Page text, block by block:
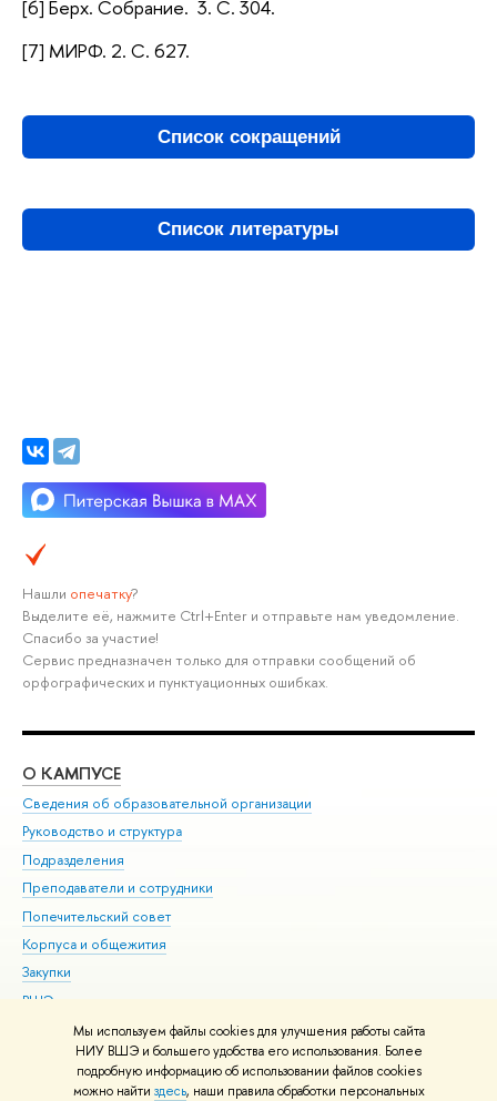
Мы используем файлы cookies для улучшения работы сайта
НИУ ВШЭ и большего удобства его использования. Более
подробную информацию об использовании файлов cookies
можно найти здесь, наши правила обработки персональных
[6] Берх. Собрание. 3. С. 304.
[7] МИРФ. 2. С. 627.
Список сокращений
Список литературы
Нашли опечатку?
Выделите её, нажмите Ctrl+Enter и отправьте нам уведомление.
Спасибо за участие!
Сервис предназначен только для отправки сообщений об
орфографических и пунктуационных ошибках.
О КАМПУСЕ
Сведения об образовательной организации
Руководство и структура
Подразделения
Преподаватели и сотрудники
Попечительский совет
Корпуса и общежития
Закупки
ВШЭ для студентов с ограниченными возможностями
здоровья и инвалидностью
Версия для слабовидящих
Единая платежная страница